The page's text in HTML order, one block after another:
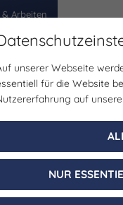
& Arbeiten
Erlebnisse
unserer Webseite
für die Website
auf
NUR